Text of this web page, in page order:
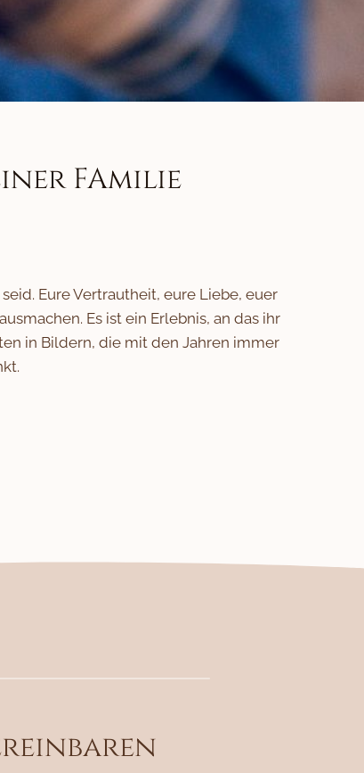
FAmilie
Eure Vertrautheit, eure Liebe, euer
Es ist ein Erlebnis, an das ihr
in Bildern, die mit den Jahren immer